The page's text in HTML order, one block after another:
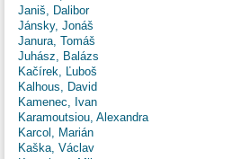
Janiš, Dalibor
Jánsky, Jonáš
Janura, Tomáš
Juhász, Balázs
Kačírek, Ľuboš
Kalhous, David
Kamenec, Ivan
Karamoutsiou, Alexandra
Karcol, Marián
Kaška, Václav